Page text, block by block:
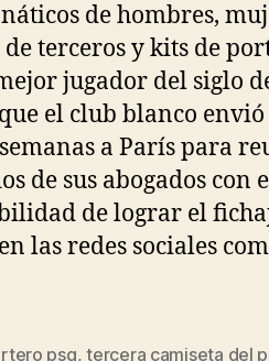
de hombres,
terceros y kits de
jugador del siglo
el club blanco envió
a París para
de sus abogados con
de lograr el
las redes sociales
psg,tercera camiseta del